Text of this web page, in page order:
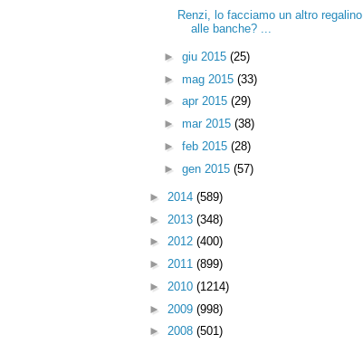
Renzi, lo facciamo un altro regalino
alle banche? ...
► giu 2015 (25)
► mag 2015 (33)
► apr 2015 (29)
► mar 2015 (38)
► feb 2015 (28)
► gen 2015 (57)
► 2014 (589)
► 2013 (348)
► 2012 (400)
► 2011 (899)
► 2010 (1214)
► 2009 (998)
► 2008 (501)